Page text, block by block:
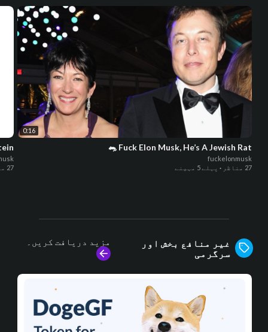
27 مناظر
0:16
Fuck Elon Musk, He’s A Jewish Rat 🐀
fuckelonmusk
27 مناظر
· پہلے 5 مہینے
غیر منافع بخش اور
سرگرمی
مزید دریافت کریں۔